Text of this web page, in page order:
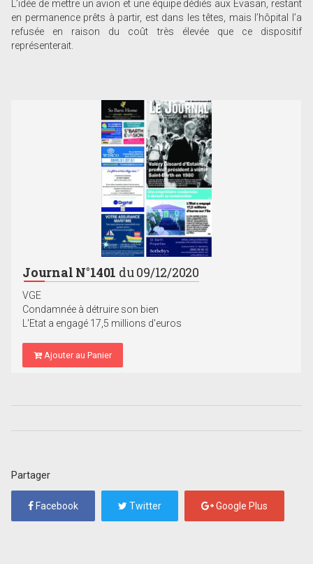
L’idée de mettre un avion et une équipe dédiés aux Evasan, restant
en permanence prêts à partir, est dans les têtes, mais l’hôpital l’a
refusée en raison du coût très élevée que ce dispositif
représenterait.
Journal N°1401 du 09/12/2020
VGE
Condamnée à détruire son bien
L'Etat a engagé 17,5 millions d'euros
Ajouter au Panier
Partager
Facebook Twitter Google Plus